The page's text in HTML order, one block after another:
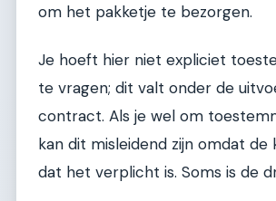
om het pakketje te bezorgen.
Je hoeft hier niet expliciet
te vragen; dit valt onder de
contract. Als je wel om
kan dit misleidend zijn omdat de
dat het verplicht is. Soms is de